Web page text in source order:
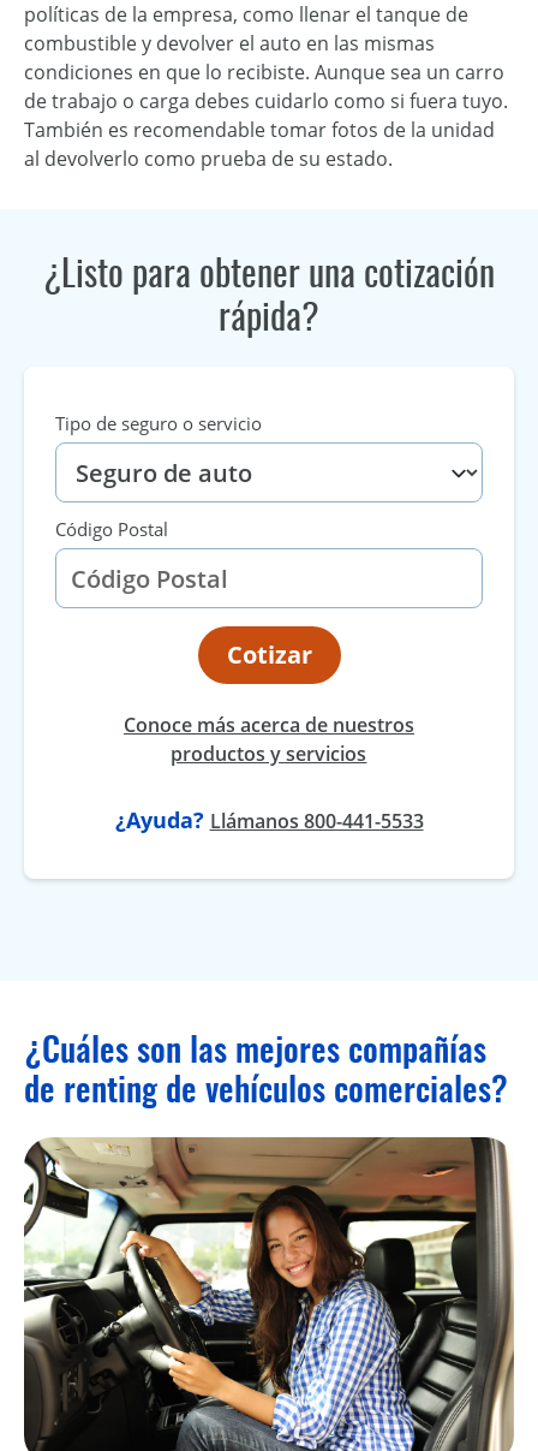
políticas de la empresa, como llenar el tanque de
combustible y devolver el auto en las mismas
condiciones en que lo recibiste. Aunque sea un carro
de trabajo o carga debes cuidarlo como si fuera tuyo.
También es recomendable tomar fotos de la unidad
al devolverlo como prueba de su estado.
¿Listo para obtener una cotización
rápida?
Tipo de seguro o servicio
Código Postal
Cotizar
Conoce más acerca de nuestros
productos y servicios
¿Ayuda? Llámanos 800-441-5533
¿Cuáles son las mejores compañías
de renting de vehículos comerciales?